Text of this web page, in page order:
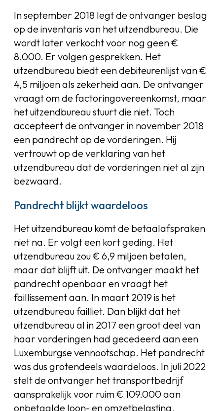
In september 2018 legt de ontvanger beslag
op de inventaris van het uitzendbureau. Die
wordt later verkocht voor nog geen €
8.000. Er volgen gesprekken. Het
uitzendbureau biedt een debiteurenlijst van €
4,5 miljoen als zekerheid aan. De ontvanger
vraagt om de factoringovereenkomst, maar
het uitzendbureau stuurt die niet. Toch
accepteert de ontvanger in november 2018
een pandrecht op de vorderingen. Hij
vertrouwt op de verklaring van het
uitzendbureau dat de vorderingen niet al zijn
bezwaard.
Pandrecht blijkt waardeloos
Het uitzendbureau komt de betaalafspraken
niet na. Er volgt een kort geding. Het
uitzendbureau zou € 6,9 miljoen betalen,
maar dat blijft uit. De ontvanger maakt het
pandrecht openbaar en vraagt het
faillissement aan. In maart 2019 is het
uitzendbureau failliet. Dan blijkt dat het
uitzendbureau al in 2017 een groot deel van
haar vorderingen had gecedeerd aan een
Luxemburgse vennootschap. Het pandrecht
was dus grotendeels waardeloos. In juli 2022
stelt de ontvanger het transportbedrijf
aansprakelijk voor ruim € 109.000 aan
onbetaalde loon- en omzetbelasting.